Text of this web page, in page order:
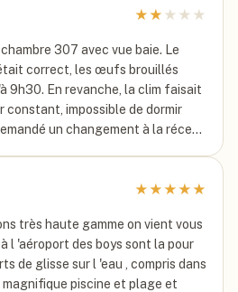
★★ ★ ★ ★
307 avec vue baie. Le
correct, les œufs brouillés
9h30. En revanche, la clim faisait
constant, impossible de dormir
un changement à la réce…
★★★★★
très haute gamme on vient vous
l 'aéroport des boys sont la pour
de glisse sur l 'eau , compris dans
magnifique piscine et plage et